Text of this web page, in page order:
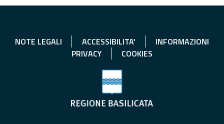
NOTE LEGALI ACCESSIBILITA'
INFORMAZIONI
PRIVACY
COOKIES